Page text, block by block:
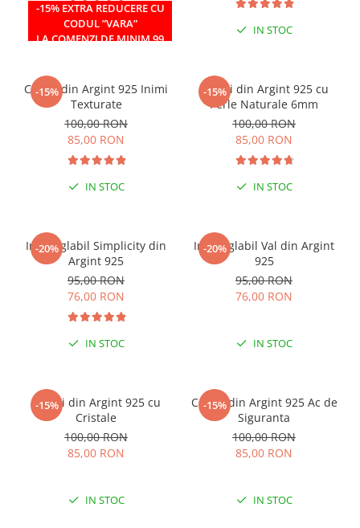
-15% EXTRA REDUCERE CU
CODUL ”VARA”
LA COMENZI DE MINIM 99
IN STOC IN STOC
-15%
Cercei din Argint 925 Inimi
Texturate
100,00 RON
85,00 RON
IN STOC
-15%
Cercei din Argint 925 cu
Perle Naturale 6mm
100,00 RON
85,00 RON
IN STOC
-20%
Inel reglabil Simplicity din
Argint 925
95,00 RON
76,00 RON
IN STOC
-20%
Inel reglabil Val din Argint
925
95,00 RON
76,00 RON
IN STOC
-15%
Cercei din Argint 925 cu
Cristale
100,00 RON
85,00 RON
IN STOC
-15%
Cercei din Argint 925 Ac de
Siguranta
100,00 RON
85,00 RON
IN STOC